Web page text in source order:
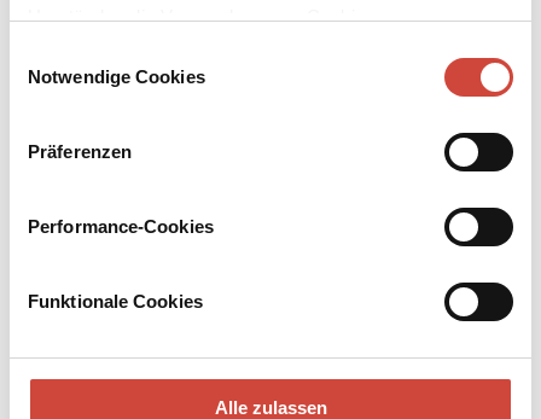
Umständen die Verwendung von Cookies von
Notwendige Cookies
Präferenzen
Performance-Cookies
Funktionale Cookies
Alle zulassen
International und ›Flow Magazine‹, Galerien etc. 2017 erschien ihr
in zahlreiche Sprachen übersetzter Kinderbucherstling ›Wie man
Matt und Hund Mori wieder in Michigan.
Bücher Downloads